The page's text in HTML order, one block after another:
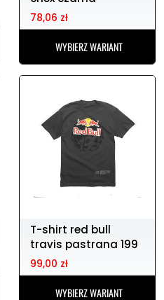
78,06 zł
WYBIERZ WARIANT
T-shirt red bull
travis pastrana 199
navy
99,00 zł
WYBIERZ WARIANT